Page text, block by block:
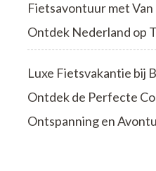
Fietsavontuur met
Ontdek Nederland op
Luxe Fietsvakantie bij
Ontdek de Perfecte
Ontspanning en